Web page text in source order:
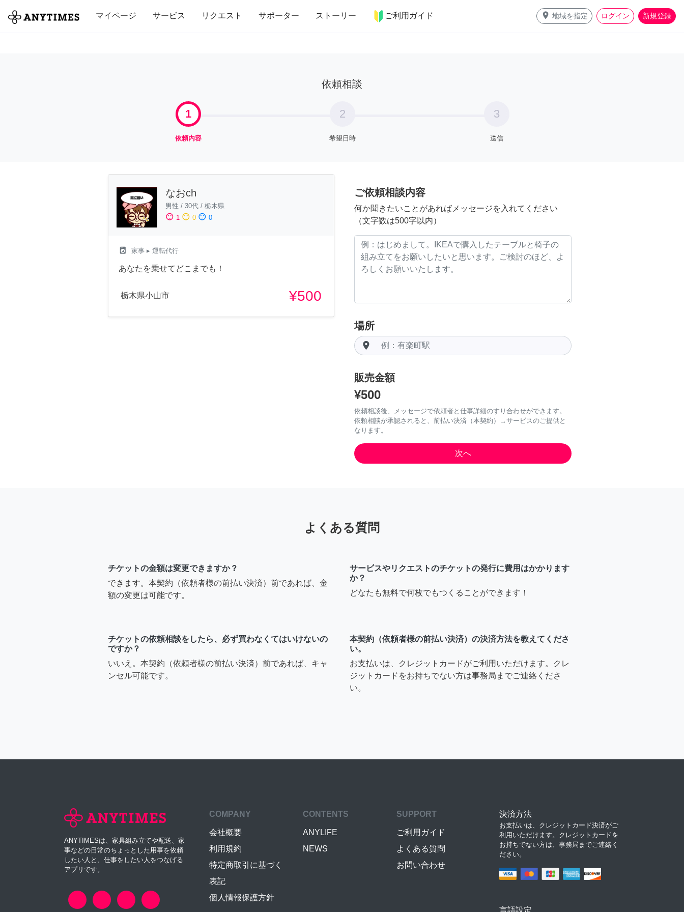
マイページ サービス リクエスト サポーター ストーリー ご利用ガイド place 地域を指定 ログイン 新規登録
全て 修理・組立 家事 引っ越し インテリア 趣味・習い事 ペット 料理
依頼相談
1
依頼内容
2
希望日時
3
送信
なおch
男性 / 30代 / 栃木県
sentiment_satisfied 1 sentiment_neutral 0 sentiment_dissatisfied 0
local_laundry_service 家事 ▸ 運転代行
あなたを乗せてどこまでも！
栃木県小山市 ¥500
ご依頼相談内容
何か聞きたいことがあればメッセージを入れてください
（文字数は500字以内）
場所
room
販売金額
¥500
依頼相談後、メッセージで依頼者と仕事詳細のすり合わせができます。
依頼相談が承認されると、前払い決済（本契約）→サービスのご提供と
なります。
よくある質問
チケットの金額は変更できますか？
できます。本契約（依頼者様の前払い決済）前であれば、金
額の変更は可能です。
サービスやリクエストのチケットの発行に費用はかかります
か？
どなたも無料で何枚でもつくることができます！
チケットの依頼相談をしたら、必ず買わなくてはいけないの
ですか？
いいえ。本契約（依頼者様の前払い決済）前であれば、キャ
ンセル可能です。
本契約（依頼者様の前払い決済）の決済方法を教えてくださ
い。
お支払いは、クレジットカードがご利用いただけます。クレ
ジットカードをお持ちでない方は事務局までご連絡くださ
い。
ANYTIMESは、家具組み立てや配送、家
事などの日常のちょっとした用事を依頼
したい人と、仕事をしたい人をつなげる
アプリです。
COMPANY
会社概要
利用規約
特定商取引に基づく
表記
個人情報保護方針
CONTENTS
ANYLIFE
NEWS
SUPPORT
ご利用ガイド
よくある質問
お問い合わせ
決済方法
お支払いは、クレジットカード決済がご
利用いただけます。クレジットカードを
お持ちでない方は、事務局までご連絡く
ださい。
言語設定